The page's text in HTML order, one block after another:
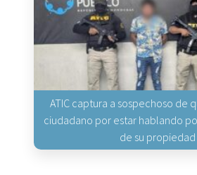
ATIC captura a sospechoso de
ciudadano por estar hablando
de su propiedad